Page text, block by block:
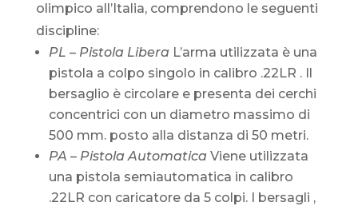
olimpico all’Italia, comprendono le seguenti
discipline:
PL – Pistola LiberaL’arma utilizzata è una
pistola a colpo singolo in calibro .22LR . Il
bersaglio è circolare e presenta dei cerchi
concentrici con un diametro massimo di
500 mm. posto alla distanza di 50 metri.
PA – Pistola AutomaticaViene utilizzata
una pistola semiautomatica in calibro
.22LR con caricatore da 5 colpi. I bersagli ,